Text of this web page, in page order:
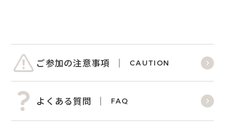
ご参加の注意事項 CAUTION
よくある質問 FAQ